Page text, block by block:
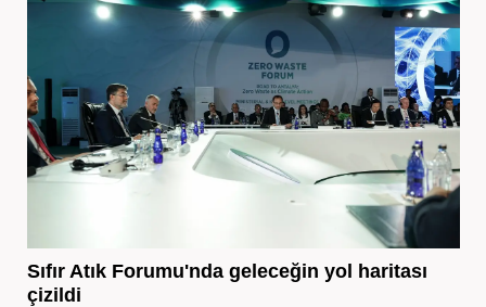
Sıfır Atık Forumu'nda geleceğin yol haritası
çizildi